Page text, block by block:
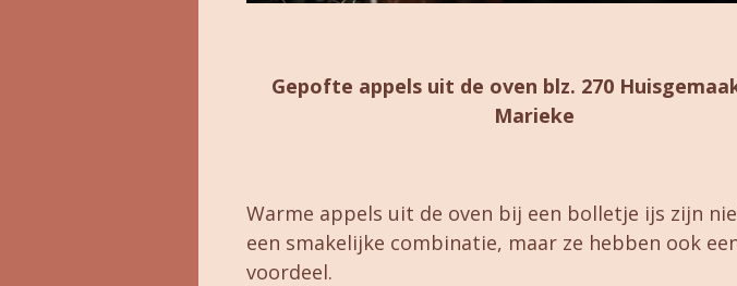
Gepofte appels uit de oven blz. 270
Marieke
Warme appels uit de oven bij een bolletje ijs zijn
een smakelijke combinatie, maar ze hebben ook
voordeel.